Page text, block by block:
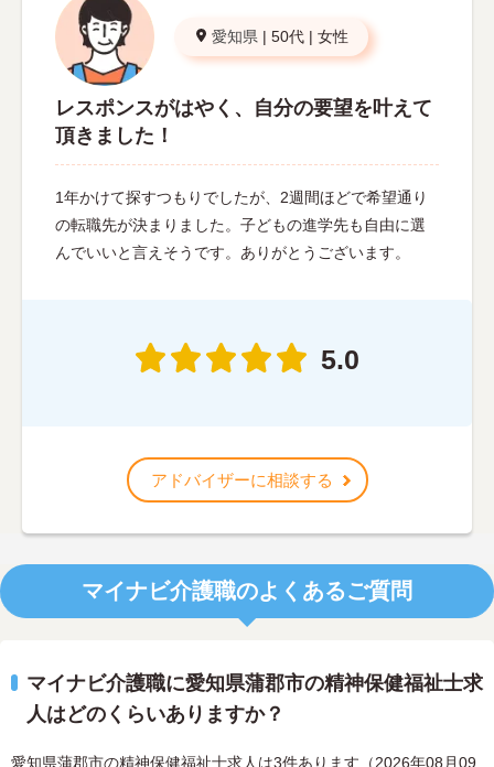
愛知県 | 50代 | 女性
レスポンスがはやく、自分の要望を叶えて
頂きました！
1年かけて探すつもりでしたが、2週間ほどで希望通り
の転職先が決まりました。子どもの進学先も自由に選
んでいいと言えそうです。ありがとうございます。
5.0
アドバイザーに相談する
マイナビ介護職のよくあるご質問
マイナビ介護職に愛知県蒲郡市の精神保健福祉士求
人はどのくらいありますか？
愛知県蒲郡市の精神保健福祉士求人は3件あります（2026年08月09